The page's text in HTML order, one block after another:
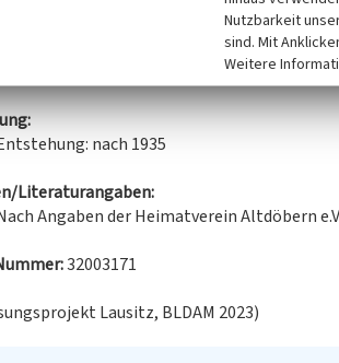
Der Wasserturm hat auch eine
Mitarbeiter:innen des Tagebaus
der Lohnauszahlung an die Beschäftigten.
nach 1935
Literaturangaben:
Angaben der Heimatverein Altdöbern
32003171
Lausitz, BLDAM 2023)
Nutzbarkeit
sind. Mit
Weitere